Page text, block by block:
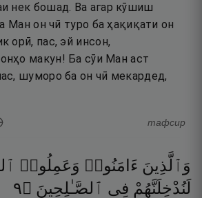
нек бошад. Ва агар кӯшиш
Ман он чӣ туро ба ҳақиқати он
орӣ, пас, эй инсон,
макун! Ба сӯи Ман аст
шуморо ба он чӣ мекардед,
тафсир
وَٱلَّذِينَ ءَامَنُوا۟ وَعَمِلُوا۟
لَنُدْخِلَنَّهُمْ فِى ٱلصَّـٰلِحِينَ ۝٩